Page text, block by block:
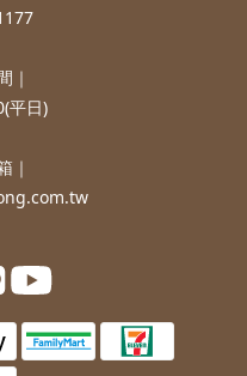
｜
平日)
｜